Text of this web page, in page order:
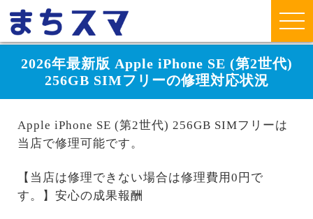
2026年最新版 Apple iPhone SE (第2世代)
256GB SIMフリーの修理対応状況
Apple iPhone SE (第2世代) 256GB SIMフリーは
当店で修理可能です。
【当店は修理できない場合は修理費用0円で
す。】安心の成果報酬